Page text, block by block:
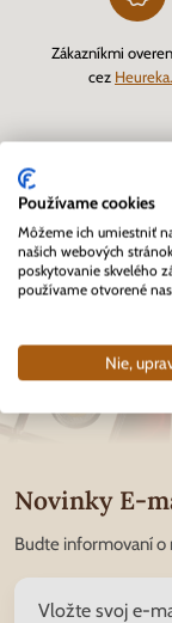
Zákazníkmi
cez
Novinky E-
Budte informovaní o
Používame cookies
Môžeme ich umiestniť
našich webových
poskytovanie skvelého
používame otvorené
Nie,